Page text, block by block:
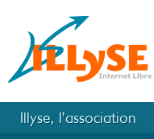
Illyse, l’association